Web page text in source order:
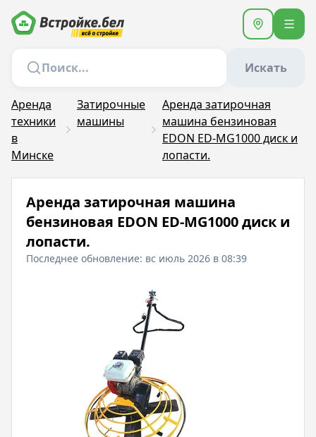
Искать
Аренда
техники
в
Минске
Затирочные
машины
Аренда затирочная
машина бензиновая
EDON ED-MG1000 диск и
лопасти.
Аренда затирочная машина
бензиновая EDON ED-MG1000 диск и
лопасти.
Последнее обновление: вс июль 2026 в 08:39